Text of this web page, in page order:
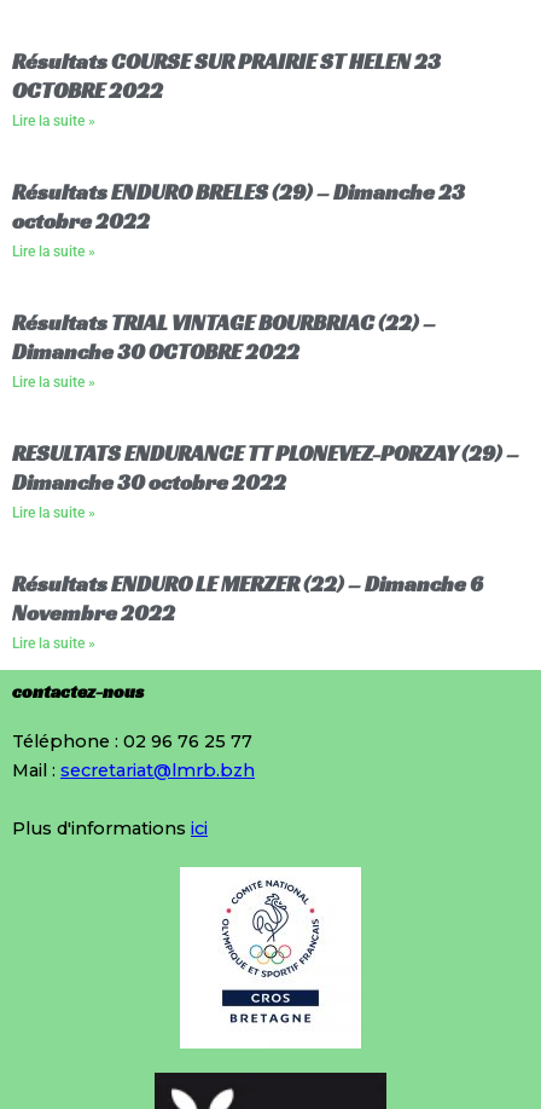
Résultats COURSE SUR PRAIRIE ST HELEN 23
OCTOBRE 2022
Lire la suite »
Résultats ENDURO BRELES (29) – Dimanche 23
octobre 2022
Lire la suite »
Résultats TRIAL VINTAGE BOURBRIAC (22) –
Dimanche 30 OCTOBRE 2022
Lire la suite »
RESULTATS ENDURANCE TT PLONEVEZ-PORZAY (29) –
Dimanche 30 octobre 2022
Lire la suite »
Résultats ENDURO LE MERZER (22) – Dimanche 6
Novembre 2022
Lire la suite »
contactez-nous
Téléphone : 02 96 76 25 77
Mail : secretariat@lmrb.bzh
Plus d'informations ici